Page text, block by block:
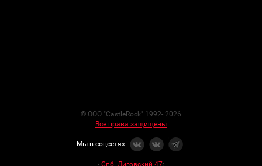
© ООО "CastleRock" 1992- 2026
Все права защищены
Мы в соцсетях
- Спб. Лиговский 47: